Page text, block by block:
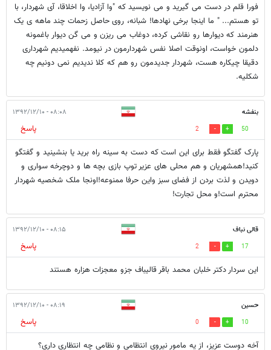
فورا قلم در دست می گیرید و می نویسید که "وا آزادیا، وا اخلاقا، آی شهردار، با
تو هستم... " ما اینجا برخی نهادها! شبانه، روی حاصل زحمات چند ماهه ی یک
هنرمند که دیوارها رو نقاشی کرده، دوغاب می ریزن و می گن دیوار باغمونه
دلمون خواست، اونوقت اصلا نفس شهردارمون در نیومد. نفهمیدیم شهرداری
دقیقا چیکاره هست، شهردار جدیدمون رو هم که کلا ندیدیم نمی دونیم چه
شکلیه.
بنفشه ۰۸:۰۸ - ۱۳۹۲/۱۲/۱۰
50
2
پاسخ
پارک گفتگو فقط برای این است که دست به سینه راه برید یا بنشینید و گفتگو
کنید!همشهریان و هم محلی های عزیر توپ بازی بچه ها و دوچرخه سواری و
دویدن و لذت بردن از فضای سبز واین حرفا ممنوعه!اونجا ملک شخصیه شهردار
محترم است!و محل تجارت!
قالی نباف ۰۸:۱۵ - ۱۳۹۲/۱۲/۱۰
17
2
پاسخ
این سردار دکتر خلبان محمد باقر قالیباف جزو معجزات هزاره هستند
حسین ۰۸:۱۹ - ۱۳۹۲/۱۲/۱۰
10
0
پاسخ
آخه دوست عزیز، از یه مامور نیروی انتظامی و نظامی چه انتظاری داری؟